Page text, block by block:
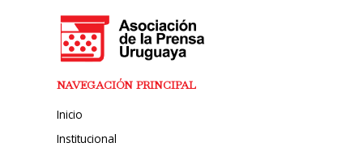
NAVEGACIÓN PRINCIPAL
Inicio
Institucional